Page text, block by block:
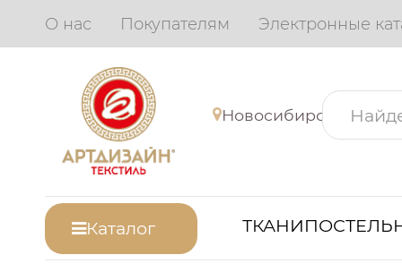
О нас Покупателям Электронные
Новосибирск
Каталог ТКАНИ